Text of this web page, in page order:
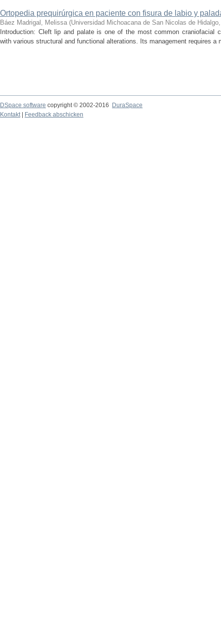
Ortopedia prequirúrgica en paciente con fisura de labio y
Báez Madrigal, Melissa (Universidad Michoacana de San Nicolas de Hidalgo
Introduction: Cleft lip and palate is one of the most common craniofacial
with various structural and functional alterations. Its management requires a
DSpace software copyright © 2002-2016
DuraSpace
Kontakt| Feedback abschicken